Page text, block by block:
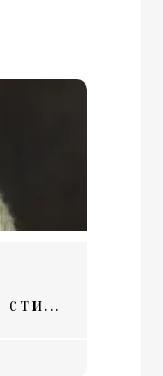
Модата днес – между стил, удобство и лична идентичност